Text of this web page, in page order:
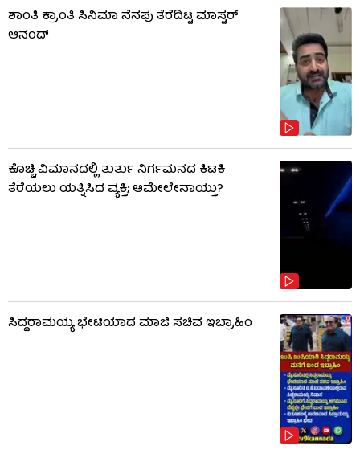
ಶಾಂತಿ ಕ್ರಾಂತಿ ಸಿನಿಮಾ ನೆನಪು ತೆರೆದಿಟ್ಟ ಮಾಸ್ಟರ್
ಆನಂದ್
ಕೊಚ್ಚಿ ವಿಮಾನದಲ್ಲಿ ತುರ್ತು ನಿರ್ಗಮನದ ಕಿಟಕಿ
ತೆರೆಯಲು ಯತ್ನಿಸಿದ ವ್ಯಕ್ತಿ; ಆಮೇಲೇನಾಯ್ತು?
ಸಿದ್ದರಾಮಯ್ಯ ಭೇಟಿಯಾದ ಮಾಜಿ ಸಚಿವ ಇಬ್ರಾಹಿಂ